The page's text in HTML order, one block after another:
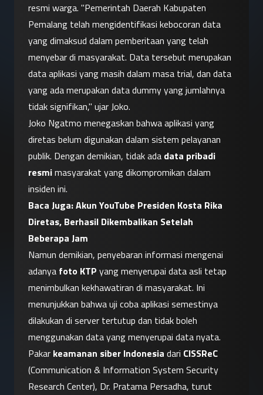
resmi warga. "Pemerintah Daerah Kabupaten
Pemalang telah mengidentifikasi kebocoran data
yang dimaksud dalam pemberitaan yang telah
menyebar di masyarakat. Data tersebut merupakan
data aplikasi yang masih dalam masa trial, dan data
yang ada merupakan data dummy yang jumlahnya
tidak signifikan," ujar Joko.
Joko Ngatmo menegaskan bahwa aplikasi yang
diretas belum digunakan dalam sistem pelayanan
publik. Dengan demikian, tidak ada data pribadi
resmi masyarakat yang dikompromikan dalam
insiden ini.
Baca Juga: Akun YouTube Presiden Kosta Rika
Diretas, Berhasil Dikembalikan Setelah
Beberapa Jam
Namun demikian, penyebaran informasi mengenai
adanya foto KTP yang menyerupai data asli tetap
menimbulkan kekhawatiran di masyarakat. Ini
menunjukkan bahwa uji coba aplikasi semestinya
dilakukan di server tertutup dan tidak boleh
menggunakan data yang menyerupai data nyata.
Pakar keamanan siber Indonesia dari CISSReC
(Communication & Information System Security
Research Center), Dr. Pratama Persadha, turut